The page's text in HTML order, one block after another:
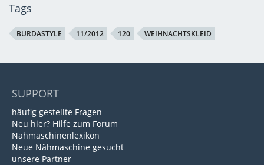
Tags
BURDASTYLE 11/2012 120 WEIHNACHTSKLEID
SUPPORT
häufig gestellte Fragen
Neu hier? Hilfe zum Forum
Nähmaschinenlexikon
Neue Nähmaschine gesucht
unsere Partner